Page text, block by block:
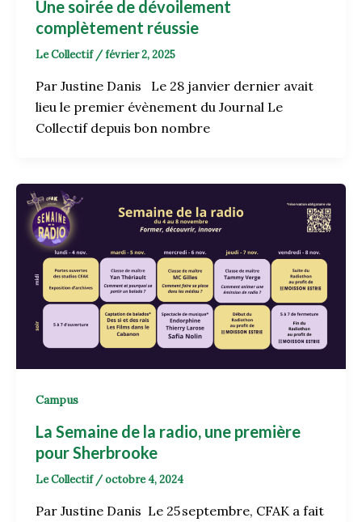
Une soirée de dévoilement
complètement réussie
Le Collectif /février 2, 2025
Par Justine Danis Le 28 janvier dernier avait
lieu le premier évènement du Journal Le
Collectif depuis bon nombre
Campus
La Semaine de la radio, une première
pour Sherbrooke
Le Collectif /octobre 4, 2024
Par Justine Danis Le 25 septembre, CFAK a fait